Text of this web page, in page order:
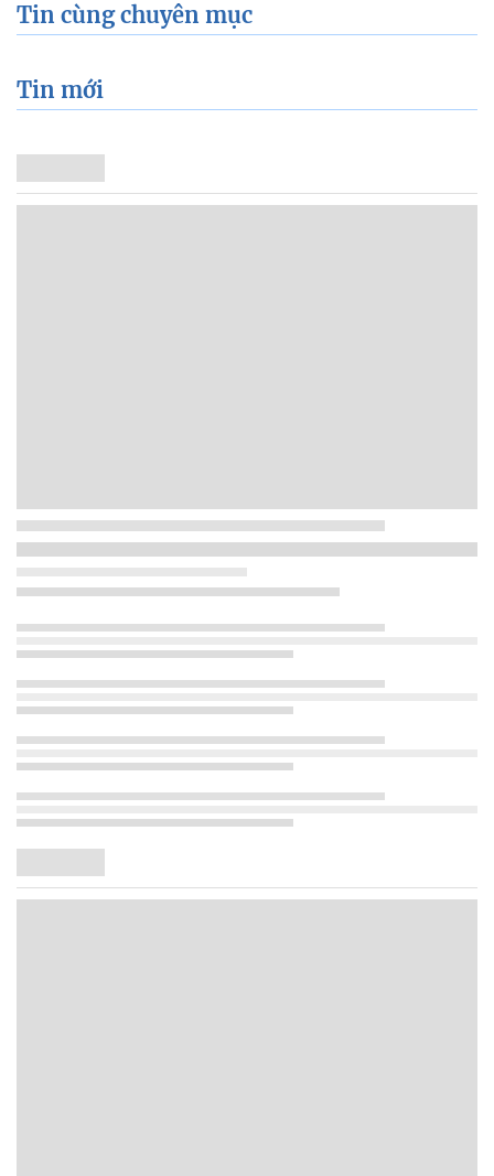
Tin cùng chuyên mục
Tin mới